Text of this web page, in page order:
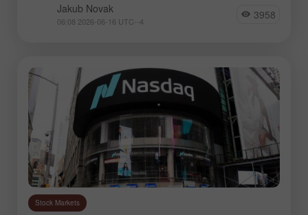
Jakub Novak
06:08 2026-06-16 UTC--4 3958
Stock Markets